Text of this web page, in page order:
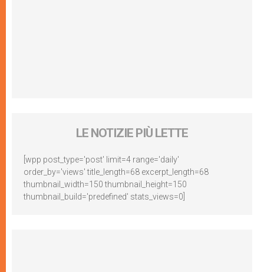
LE NOTIZIE PIÙ LETTE
[wpp post_type='post' limit=4 range='daily'
order_by='views' title_length=68 excerpt_length=68
thumbnail_width=150 thumbnail_height=150
thumbnail_build='predefined' stats_views=0]